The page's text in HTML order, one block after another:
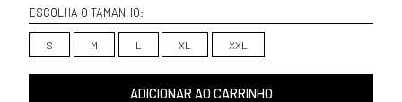
ESCOLHA O TAMANHO:
S M L XL XXL
ADICIONAR AO CARRINHO